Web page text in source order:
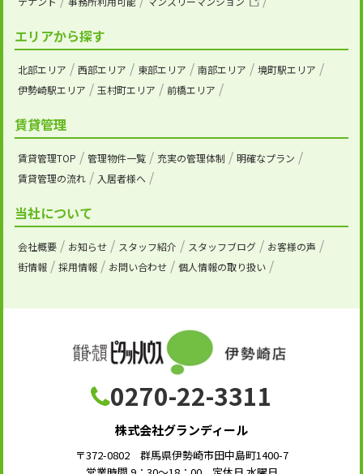
エリアから探す
北部エリア 西部エリア 東部エリア 南部エリア
境町駅エリア
伊勢崎駅エリア
玉村町エリア 前橋エリア
賃貸管理
賃貸管理TOP 管理物件一覧 充実の管理体制
明確なプラン
賃貸管理の流れ
入居者様へ
当社について
会社概要 お知らせ スタッフ紹介 スタッフブログ
お客様の声
街情報
採用情報 お問い合わせ 個人情報の取り扱い
0270-22-3311
株式会社グランディール
〒372-0802 群馬県伊勢崎市田中島町1400-7